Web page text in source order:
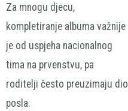
Za mnogu djecu,
kompletiranje albuma važnije
je od uspjeha nacionalnog
tima na prvenstvu, pa
roditelji često preuzimaju dio
posla.